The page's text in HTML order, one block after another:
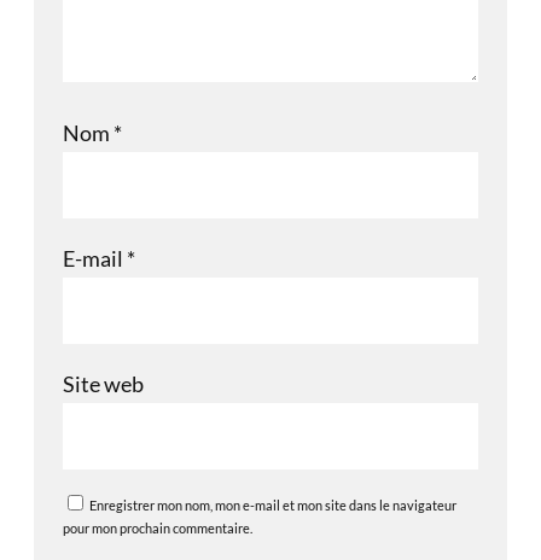
Nom *
E-mail *
Site web
Enregistrer mon nom, mon e-mail et mon site dans le navigateur
pour mon prochain commentaire.